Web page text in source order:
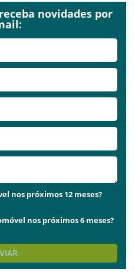
novidades por
nos próximos 12 meses?
nos próximos 6 meses?